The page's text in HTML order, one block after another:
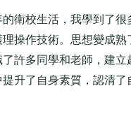
校生活，我學到了很
操作技術。思想變成熟
許多同學和老師，建立
升了自身素質，認清了